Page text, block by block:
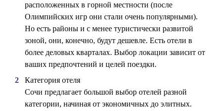
расположенных в горной местности (после
Олимпийских игр они стали очень популярными).
Но есть районы и с менее туристически развитой
зоной, они, конечно, будут дешевле. Есть отели в
более деловых кварталах. Выбор локации зависит от
ваших предпочтений и целей поездки.
Категория отеля
Сочи предлагает большой выбор отелей разной
категории, начиная от экономичных до элитных.